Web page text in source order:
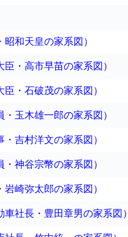
和天皇の家系図）
・高市早苗の家系図）
・石破茂の家系図）
玉木雄一郎の家系図）
吉村洋文の家系図）
神谷宗幣の家系図）
崎弥太郎の家系図）
社長・豊田章男の家系図）